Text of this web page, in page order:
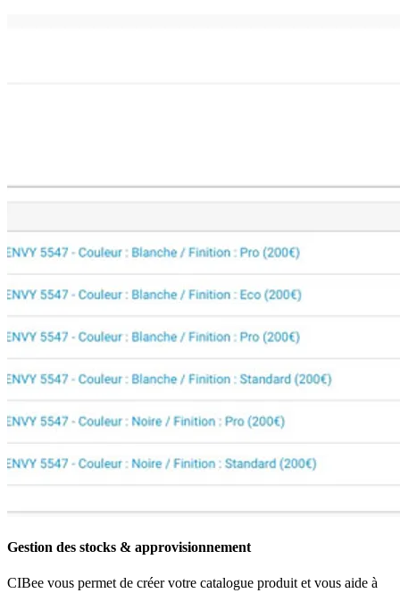
Gestion des stocks & approvisionnement
CIBee vous permet de créer votre catalogue produit et vous aide à